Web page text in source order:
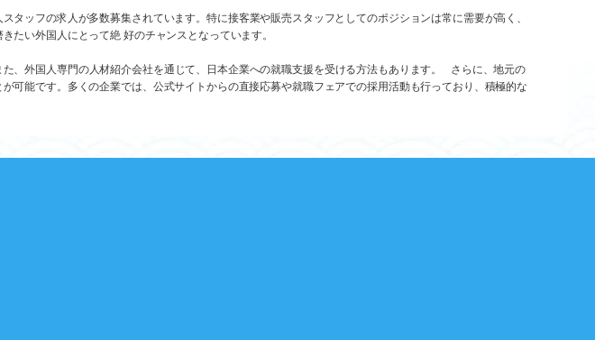
ッフの求人が多数募集されています。特に接客業や販売スタッフとしてのポジションは常に需要が高く、
たい外国人にとって絶 好のチャンスとなっています。
、外国人専門の人材紹介会社を通じて、日本企業への就職支援を受ける方法もあります。 さらに、地元の
能です。多くの企業では、公式サイトからの直接応募や就職フェアでの採用活動も行っており、積極的な